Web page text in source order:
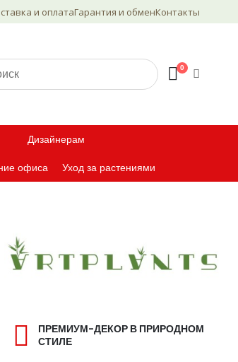
и оплатаГарантия и обменКонтакты
0
офиса Уход за растениями
Дизайнерам
ПРЕМИУМ-ДЕКОР В ПРИРОДНОМ
СТИЛЕ